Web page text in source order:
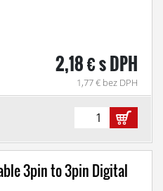
2,18 € s DPH
1,77 € bez DPH
3pin to 3pin Digital